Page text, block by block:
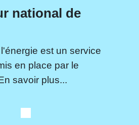
national de
est un service
en place par le
savoir plus...